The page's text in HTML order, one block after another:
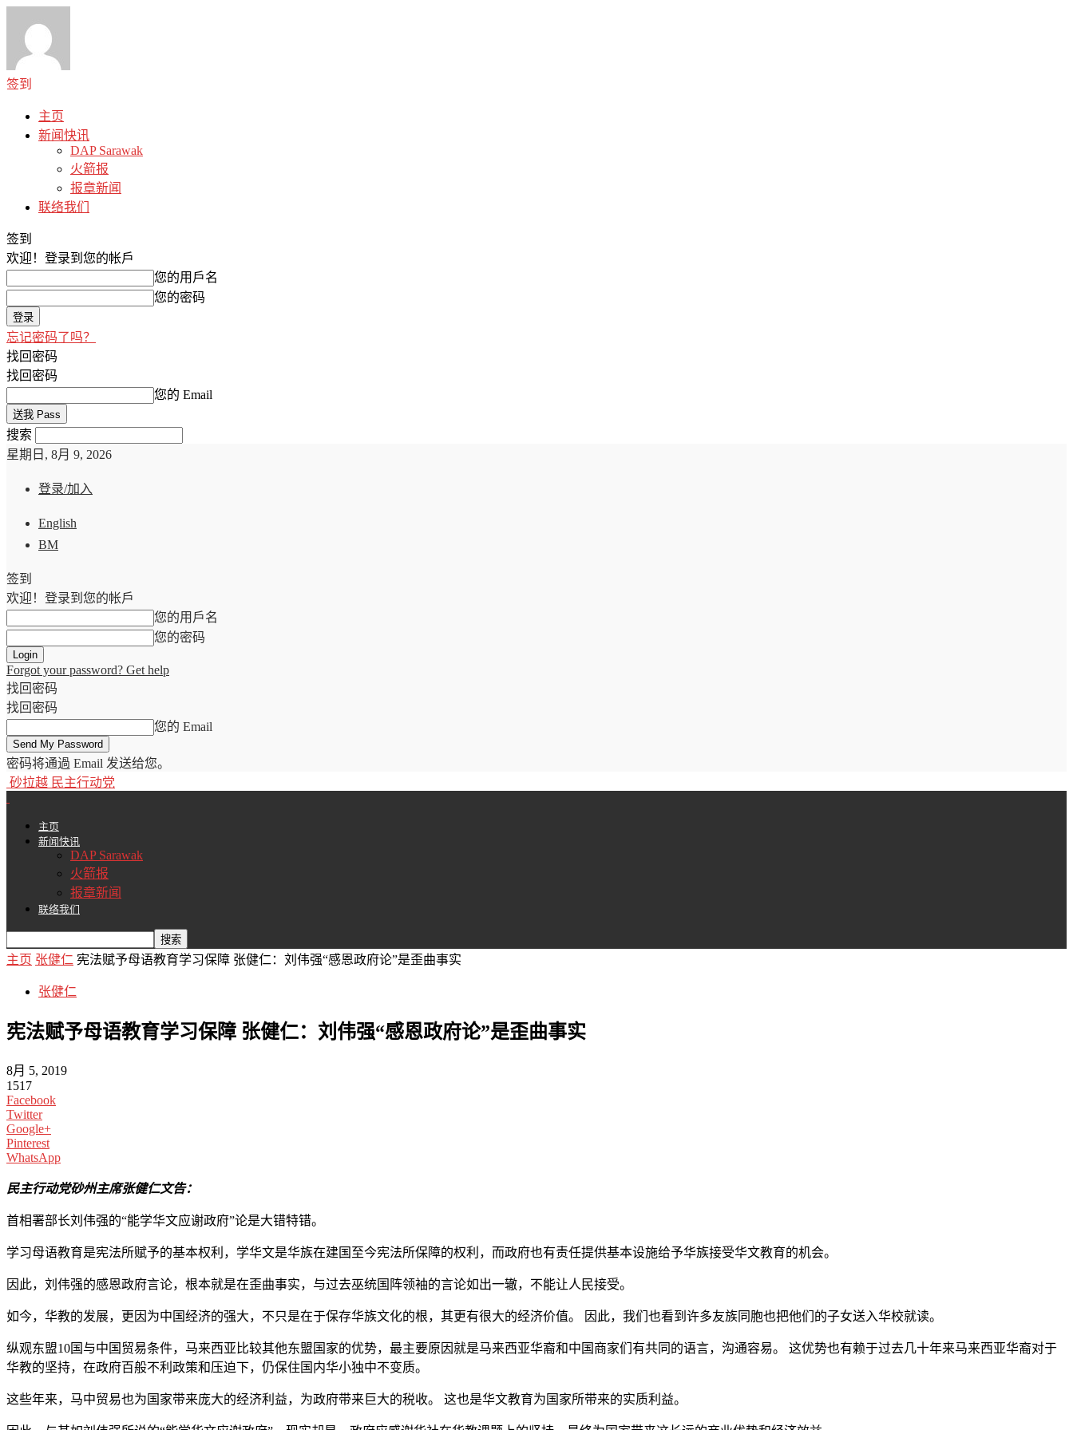
签到
主页
新闻快讯
DAP Sarawak
火箭报
报章新闻
联络我们
签到
欢迎！ 登录到您的帐戶
您的用戶名
您的密码
忘记密码了吗？
找回密码
找回密码
您的 Email
搜索
星期日, 8月 9, 2026
登录/加入
English
BM
签到
欢迎！登录到您的帐戶
您的用戶名
您的密码
Forgot your password? Get help
找回密码
找回密码
您的 Email
密码将通過 Email 发送给您。
砂拉越 民主行动党
主页
新闻快讯
DAP Sarawak
火箭报
报章新闻
联络我们
主页 张健仁 宪法赋予母语教育学习保障 张健仁：刘伟强“感恩政府论”是歪曲事实
张健仁
宪法赋予母语教育学习保障 张健仁：刘伟强“感恩政府论”是歪曲事实
8月 5, 2019
1517
Facebook
Twitter
Google+
Pinterest
WhatsApp
民主行动党砂州主席张健仁文告：
首相署部长刘伟强的“能学华文应谢政府”论是大错特错。
学习母语教育是宪法所赋予的基本权利，学华文是华族在建国至今宪法所保障的权利，而政府也有责任提供基本设施给予华族接受华文教育的机会。
因此，刘伟强的感恩政府言论，根本就是在歪曲事实，与过去巫统国阵领袖的言论如出一辙，不能让人民接受。
如今，华教的发展，更因为中国经济的强大，不只是在于保存华族文化的根，其更有很大的经济价值。 因此，我们也看到许多友族同胞也把他们的子女送入华校就读。
纵观东盟10国与中国贸易条件，马来西亚比较其他东盟国家的优势，最主要原因就是马来西亚华裔和中国商家们有共同的语言，沟通容易。 这优势也有赖于过去几十年来马来西亚华裔对于
华教的坚持，在政府百般不利政策和压迫下，仍保住国内华小独中不变质。
这些年来，马中贸易也为国家带来庞大的经济利益，为政府带来巨大的税收。 这也是华文教育为国家所带来的实质利益。